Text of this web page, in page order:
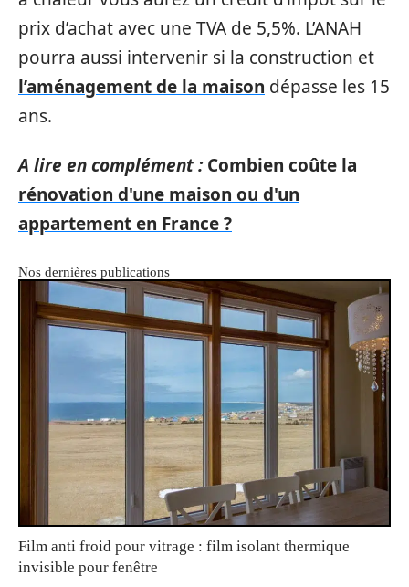
prix d’achat avec une TVA de 5,5%. L’ANAH
pourra aussi intervenir si la construction et
l’aménagement de la maison dépasse les 15
ans.
A lire en complément : Combien coûte la
rénovation d'une maison ou d'un
appartement en France ?
Nos dernières publications
Film anti froid pour vitrage : film isolant thermique
invisible pour fenêtre